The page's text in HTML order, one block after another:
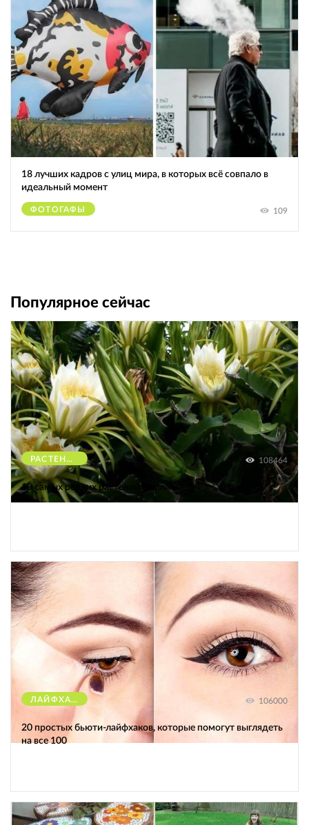
18 лучших кадров с улиц мира, в которых всё совпало в
идеальный момент
ФОТОГАФЫ 109
Популярное сейчас
РАСТЕНИЯ 108464
10 самых редких растений Земли
ЛАЙФХАКИ 106000
20 простых бьюти-лайфхаков, которые помогут выглядеть
на все 100